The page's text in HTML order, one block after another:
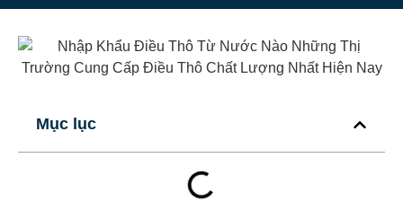
Mục lục